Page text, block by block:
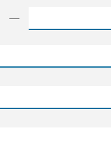
— Einddatum van de